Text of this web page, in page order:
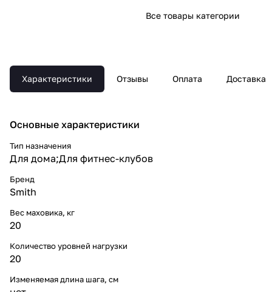
Все товары категории
Характеристики Отзывы Оплата Доставка
Основные xарактеристики
Тип назначения
Для дома;Для фитнес-клубов
Бренд
Smith
Вес маховика, кг
20
Количество уровней нагрузки
20
Изменяемая длина шага, см